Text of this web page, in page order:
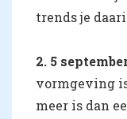
trends je
2. 5
vormgeving
meer is dan